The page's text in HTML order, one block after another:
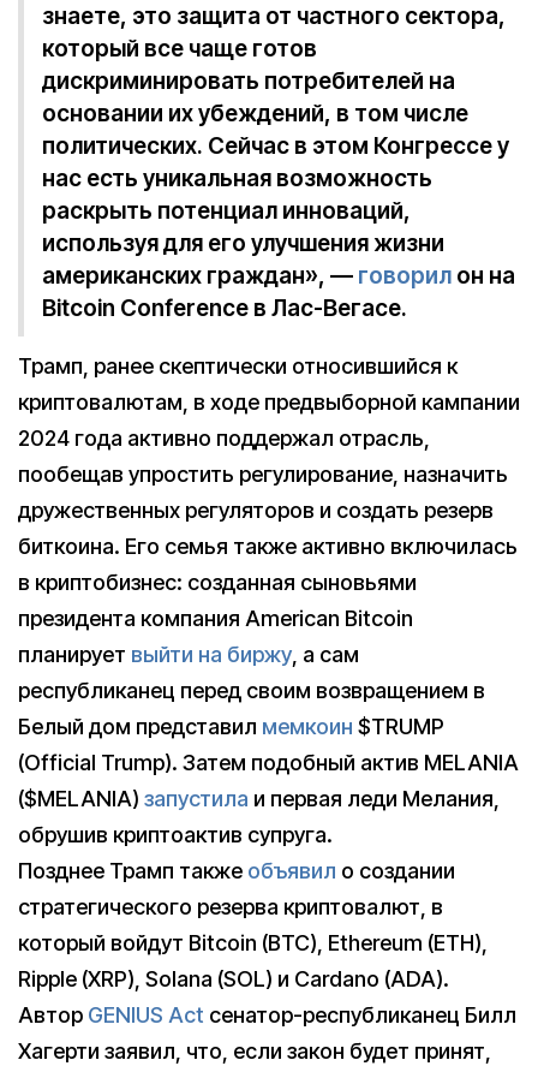
знаете, это защита от частного сектора,
который все чаще готов
дискриминировать потребителей на
основании их убеждений, в том числе
политических. Сейчас в этом Конгрессе у
нас есть уникальная возможность
раскрыть потенциал инноваций,
используя для его улучшения жизни
американских граждан», — говорил он на
Bitcoin Conference в Лас-Вегасе.
Трамп, ранее скептически относившийся к
криптовалютам, в ходе предвыборной кампании
2024 года активно поддержал отрасль,
пообещав упростить регулирование, назначить
дружественных регуляторов и создать резерв
биткоина. Его семья также активно включилась
в криптобизнес: созданная сыновьями
президента компания American Bitcoin
планирует выйти на биржу, а сам
республиканец перед своим возвращением в
Белый дом представил мемкоин $TRUMP
(Official Trump). Затем подобный актив MELANIA
($MELANIA) запустила и первая леди Мелания,
обрушив криптоактив супруга.
Позднее Трамп также объявил о создании
стратегического резерва криптовалют, в
который войдут Bitcoin (BTC), Ethereum (ETH),
Ripple (XRP), Solana (SOL) и Cardano (ADA).
Автор GENIUS Act сенатор-республиканец Билл
Хагерти заявил, что, если закон будет принят,